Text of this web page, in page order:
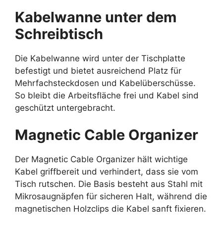
Kabelwanne unter dem
Schreibtisch
Die Kabelwanne wird unter der Tischplatte
befestigt und bietet ausreichend Platz für
Mehrfachsteckdosen und Kabelüberschüsse.
So bleibt die Arbeitsfläche frei und Kabel sind
geschützt untergebracht.
Magnetic Cable Organizer
Der Magnetic Cable Organizer hält wichtige
Kabel griffbereit und verhindert, dass sie vom
Tisch rutschen. Die Basis besteht aus Stahl mit
Mikrosaugnäpfen für sicheren Halt, während die
magnetischen Holzclips die Kabel sanft fixieren.